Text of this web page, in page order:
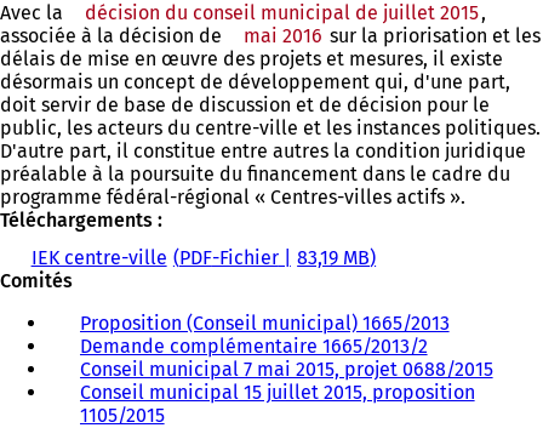
Avec la
décision du conseil municipal de juillet 2015,
associée à la décision de
mai 2016 sur la priorisation et les
délais de mise en œuvre des projets et mesures, il existe
désormais un concept de développement qui, d'une part,
doit servir de base de discussion et de décision pour le
public, les acteurs du centre-ville et les instances politiques.
D'autre part, il constitue entre autres la condition juridique
préalable à la poursuite du financement dans le cadre du
programme fédéral-régional « Centres-villes actifs ».
Téléchargements :
IEK centre-ville PDF-Fichier
83,19 MB
Comités
Proposition (Conseil municipal) 1665/2013
'
o
Demande complémentaire 1665/2013/2
S
'
Conseil municipal 7 mai 2015, projet 0688/2015(
Conseil municipal 15 juillet 2015, proposition
1105/2015(